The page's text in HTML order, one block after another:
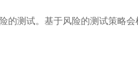
测试。基于风险的测试策略